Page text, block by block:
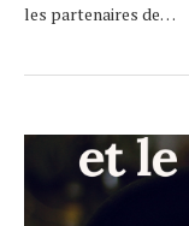
les partenaires de…